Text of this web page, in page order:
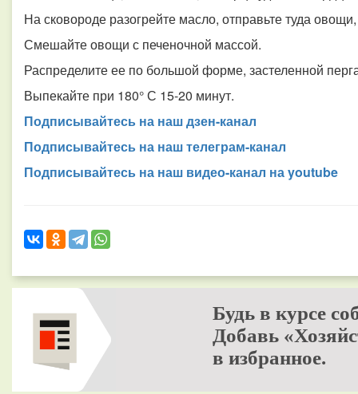
На сковороде разогрейте масло, отправьте туда
Смешайте овощи с печеночной массой.
Распределите ее по большой форме, застеленной
Выпекайте при 180° С 15-20 минут.
Подписывайтесь на наш дзен-канал
Подписывайтесь на наш телеграм-канал
Подписывайтесь на наш видео-канал на youtube
Будь в курсе
Добавь
в избранное.